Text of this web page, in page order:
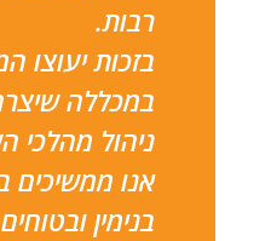
רבות.
בזכות יעוצו
במכללה
ניהול מהלכי
אנו ממשיכים
בנימין